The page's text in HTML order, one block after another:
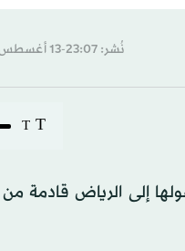
نُشر: 23:07-13 أغسطس 2015 م ـ 28 شوّال 1436 هـ
T
T
إلى الرياض قادمة